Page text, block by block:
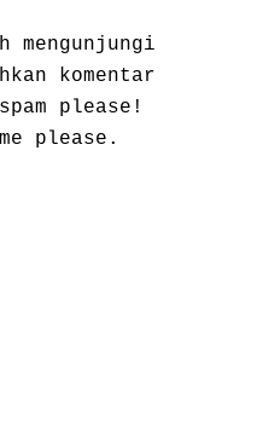
mengunjungi
komentar
please!
please.